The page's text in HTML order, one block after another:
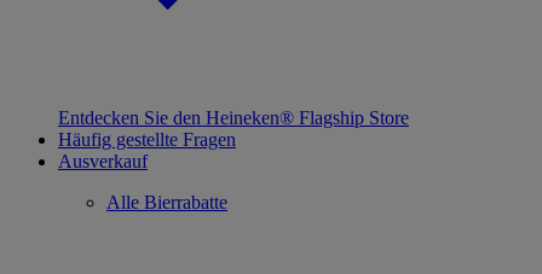
Entdecken Sie den Heineken® Flagship Store
Häufig gestellte Fragen
Ausverkauf
Alle Bierrabatte